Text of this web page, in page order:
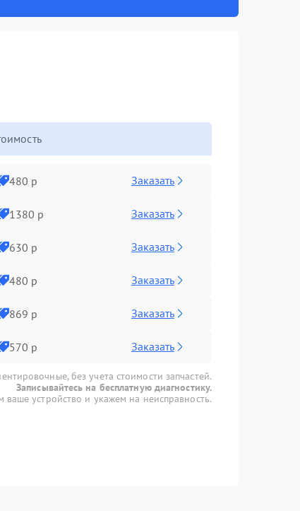
480 р Заказать
1380 р Заказать
630 р Заказать
480 р Заказать
869 р Заказать
570 р Заказать
без учета стоимости запчастей.
Записывайтесь на бесплатную диагностику.
устройство и укажем на неисправность.